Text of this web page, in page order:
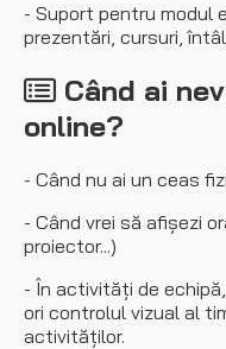
- Suport pentru modul
prezentări, cursuri,
Când ai
online?
- Când nu ai un ceas
- Când vrei să afișezi
proiector...)
- În activități de
ori controlul vizual al
activităților.